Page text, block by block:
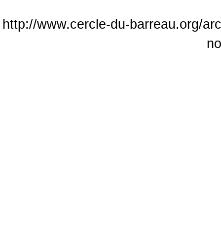
http://www.cercle-du-barreau.org/